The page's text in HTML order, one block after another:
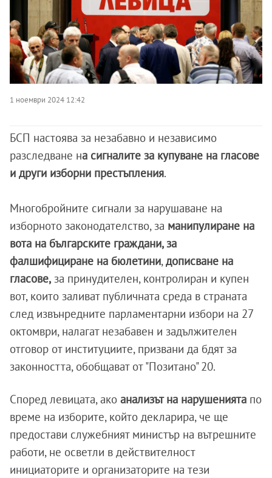
1 ноември 2024 12:42
БСП настоява за незабавно и независимо
разследване на сигналите за купуване на гласове
и други изборни престъпления.
Многобройните сигнали за нарушаване на
изборното законодателство, за манипулиране на
вота на българските граждани, за
фалшифициране на бюлетини,дописване на
гласове, за принудителен, контролиран и купен
вот, които заливат публичната среда в страната
след извънредните парламентарни избори на 27
октомври, налагат незабавен и задължителен
отговор от институциите, призвани да бдят за
законността, обобщават от "Позитано" 20.
Според левицата, ако анализът на нарушенията по
време на изборите, който декларира, че ще
предостави служебният министър на вътрешните
работи, не осветли в действителност
инициаторите и организаторите на тези